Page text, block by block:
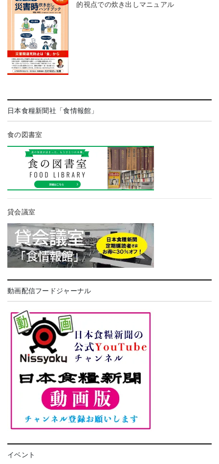
的視点での炊き出しマニュアル
日本食糧新聞社「食情報館」
食の図書室
貸会議室
動画配信フードジャーナル
イベント